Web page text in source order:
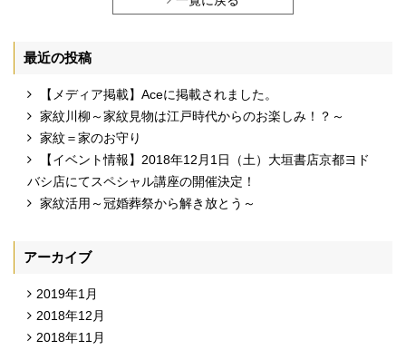
最近の投稿
【メディア掲載】Aceに掲載されました。
家紋川柳～家紋見物は江戸時代からのお楽しみ！？～
家紋＝家のお守り
【イベント情報】2018年12月1日（土）大垣書店京都ヨド
バシ店にてスペシャル講座の開催決定！
家紋活用～冠婚葬祭から解き放とう～
アーカイブ
2019年1月
2018年12月
2018年11月